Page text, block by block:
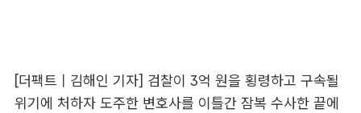
[더팩트 | 김해인 기자] 검찰이 3억 원을 횡령하고 구속될
위기에 처하자 도주한 변호사를 이틀간 잠복 수사한 끝에